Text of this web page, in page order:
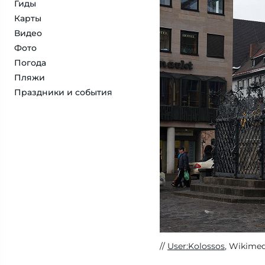
Гиды
Карты
Видео
Фото
Погода
Пляжи
Праздники и события
User:Kolossos,